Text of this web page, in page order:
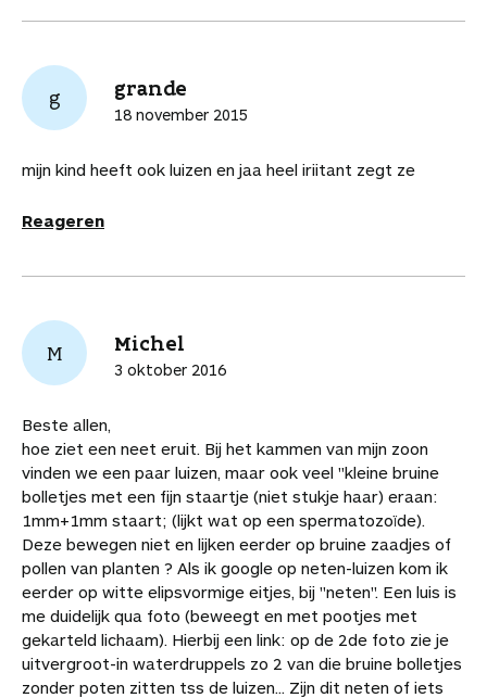
g grande
18 november 2015
mijn kind heeft ook luizen en jaa heel iriitant zegt ze
Reageren
M Michel
3 oktober 2016
Beste allen,
hoe ziet een neet eruit. Bij het kammen van mijn zoon
vinden we een paar luizen, maar ook veel "kleine bruine
bolletjes met een fijn staartje (niet stukje haar) eraan:
1mm+1mm staart; (lijkt wat op een spermatozoïde).
Deze bewegen niet en lijken eerder op bruine zaadjes of
pollen van planten ? Als ik google op neten-luizen kom ik
eerder op witte elipsvormige eitjes, bij "neten". Een luis is
me duidelijk qua foto (beweegt en met pootjes met
gekarteld lichaam). Hierbij een link: op de 2de foto zie je
uitvergroot-in waterdruppels zo 2 van die bruine bolletjes
zonder poten zitten tss de luizen... Zijn dit neten of iets